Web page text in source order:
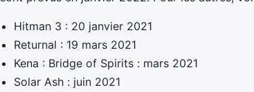
Hitman 3 : 20 janvier 2021
Returnal : 19 mars 2021
Kena : Bridge of Spirits : mars 2021
Solar Ash : juin 2021